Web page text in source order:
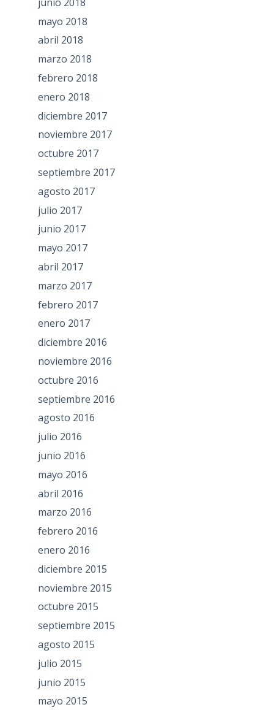
mayo 2018
abril 2018
marzo 2018
febrero 2018
enero 2018
diciembre 2017
noviembre 2017
octubre 2017
septiembre 2017
agosto 2017
julio 2017
junio 2017
mayo 2017
abril 2017
marzo 2017
febrero 2017
enero 2017
diciembre 2016
noviembre 2016
octubre 2016
septiembre 2016
agosto 2016
julio 2016
junio 2016
mayo 2016
abril 2016
marzo 2016
febrero 2016
enero 2016
diciembre 2015
noviembre 2015
octubre 2015
septiembre 2015
agosto 2015
julio 2015
junio 2015
mayo 2015